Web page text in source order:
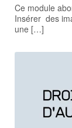
Ce module
Insérer des
une […]